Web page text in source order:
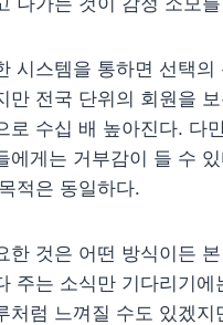
시스템을 통하면 선택
만 전국 단위의 회원을
로 수십 배 높아진다. 다
에게는 거부감이 들 수
적은 동일하다.
한 것은 어떤 방식이든
주는 소식만 기다리기
처럼 느껴질 수도 있겠